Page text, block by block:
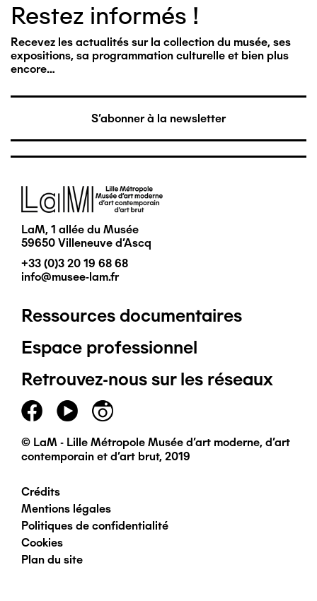
Restez informés !
Recevez les actualités sur la collection du musée, ses
expositions, sa programmation culturelle et bien plus
encore…
S'abonner à la newsletter
Image
LaM, 1 allée du Musée
59650 Villeneuve d'Ascq
+33 (0)3 20 19 68 68
info@musee-lam.fr
Pied
de
page
principal
Ressources documentaires
Espace professionnel
Retrouvez-nous sur les réseaux
© LaM - Lille Métropole Musée d'art moderne, d'art
contemporain et d'art brut, 2019
Pied
de
page
Crédits
Mentions légales
Politiques de confidentialité
Cookies
Plan du site